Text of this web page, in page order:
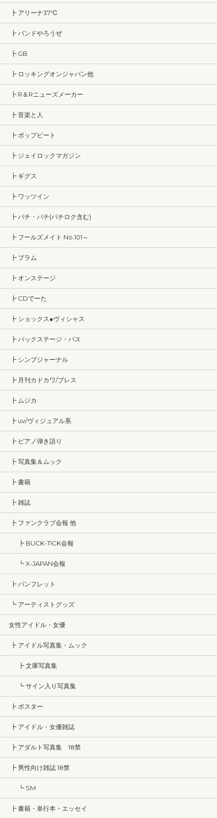
┣ アリーナ37℃
┣ バンドやろうぜ
┣ GB
┣ ロッキングオンジャパン他
┣ R＆Rニューズメーカー
┣ 音楽と人
┣ ポップビート
┣ ジェイロックマガジン
┣ ギグス
┣ ワッツイン
┣ パチ・パチ(パチロク含む)
┣ フールズメイト No.101～
┣ プラム
┣ オンステージ
┣ CDでーた
┣ ショックス●ヴィシャス
┣ バックステージ・パス
┣ シンプジャーナル
┣ 月刊カドカワ/ブレス
┣ ムジカ
┣ uv/ヴィジュアル系
┣ ピアノ弾き語り
┣ 写真集＆ムック
┣ 書籍
┣ 雑誌
┣ ファンクラブ会報 他
┣ BUCK-TICK会報
┗ X-JAPAN会報
┣ パンフレット
┗ アーティストグッズ
女性アイドル・女優
┣ アイドル写真集・ムック
┣ 文庫写真集
┗ サイン入り写真集
┣ ポスター
┣ アイドル・女優雑誌
┣ アダルト写真集 18禁
┣ 男性向け雑誌 18禁
┗ SM
┣ 書籍・単行本・エッセイ